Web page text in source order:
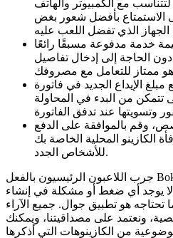
مع الكمبيوتر والهاتف
الاستمتاع بأفضل شعور بغض
خدمة مدفوعة مسبقًا رائعًا
دون الحاجة إلى إدخال تفاصيل
الإيداع الجديد في فاتورة
تتمكن من البدء في المحاولة
وقم بالموافقة على الدفع
الكازينو المحلية الخاصة بك
للأشخاص الجدد.
جرب اللاعبون الرئيسيون بالفعل Boku وZimpler وPayforit – ألقي
لا يوجد أي ضغط أو مشكلة في إنشاء
تحتاجه هو تطبيق جوال. جميع الآراء
ونعتمد على مصداقيتنا، ويمكنك